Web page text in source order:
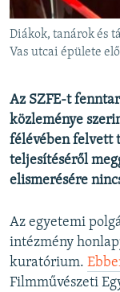
A MÚLT
KÖVESSEN MINKET!
Valamennyi
Diákok, tanárok és
Vas utcai épülete
Az SZFE-t
közleménye
félévében felvett
teljesítéséről
elismerésére
Az egyetemi
intézmény
kuratórium.
Filmművészeti